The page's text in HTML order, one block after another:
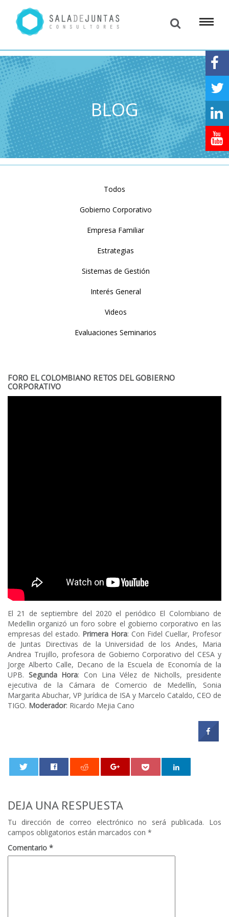
BLOG
Todos
Gobierno Corporativo
Empresa Familiar
Estrategias
Sistemas de Gestión
Interés General
Videos
Evaluaciones Seminarios
FORO EL COLOMBIANO RETOS DEL GOBIERNO
CORPORATIVO
El 21 de septiembre del 2020 el periódico El Colombiano de
Medellin organizó un foro sobre el gobierno corporativo en las
empresas del estado. Primera Hora: Con Fidel Cuellar, Profesor
de Juntas Directivas de la Universidad de los Andes, Maria
Andrea Trujillo, profesora de Gobierno Corporativo del CESA y
Jorge Alberto Calle, Decano de la Escuela de Economía de la
UPB. Segunda Hora: Con Lina Vélez de Nicholls, presidente
ejecutiva de la Cámara de Comercio de Medellín, Sonia
Margarita Abuchar, VP Jurídica de ISA y Marcelo Cataldo, CEO de
TIGO. Moderador: Ricardo Mejia Cano
DEJA UNA RESPUESTA
Tu dirección de correo electrónico no será publicada.
Los
campos obligatorios están marcados con *
Comentario *